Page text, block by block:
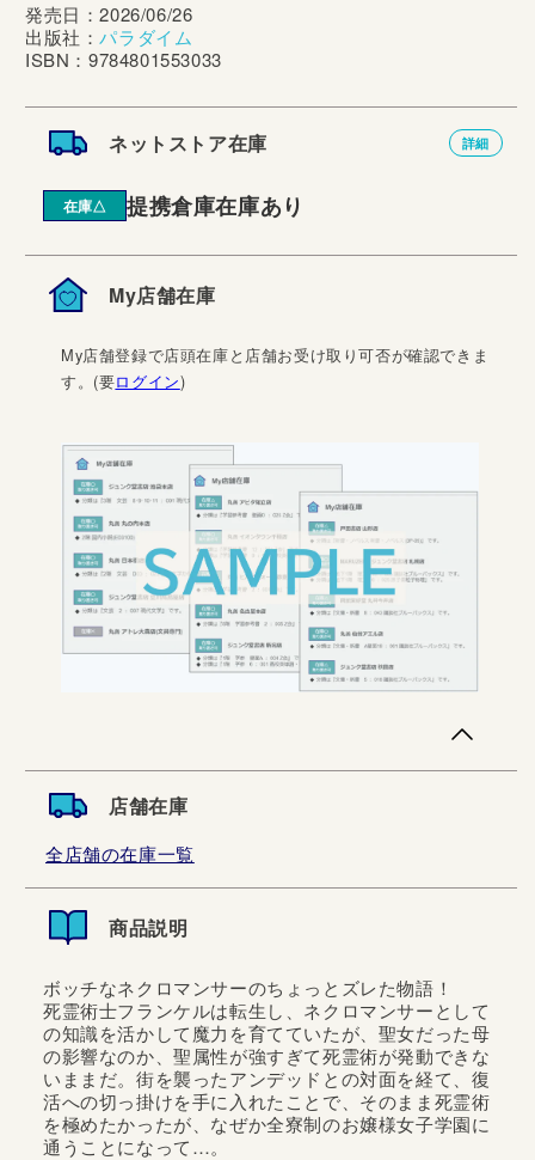
発売日：2026/06/26
出版社：パラダイム
ISBN：9784801553033
ネットストア在庫 詳細
在庫△ 提携倉庫在庫あり
My店舗在庫
My店舗登録で店頭在庫と店舗お受け取り可否が確認できま
す。(要ログイン)
店舗在庫
全店舗の在庫一覧
商品説明
ボッチなネクロマンサーのちょっとズレた物語！
死霊術士フランケルは転生し、ネクロマンサーとして
の知識を活かして魔力を育てていたが、聖女だった母
の影響なのか、聖属性が強すぎて死霊術が発動できな
いままだ。街を襲ったアンデッドとの対面を経て、復
活への切っ掛けを手に入れたことで、そのまま死霊術
を極めたかったが、なぜか全寮制のお嬢様女子学園に
通うことになって…。